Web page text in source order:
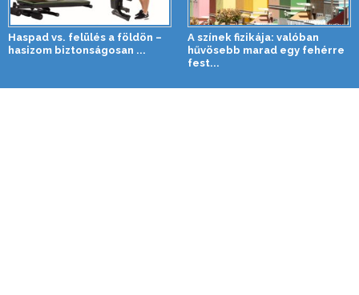
Haspad vs. felülés a földön –
hasizom biztonságosan ...
A színek fizikája: valóban
hűvösebb marad egy fehérre
fest...